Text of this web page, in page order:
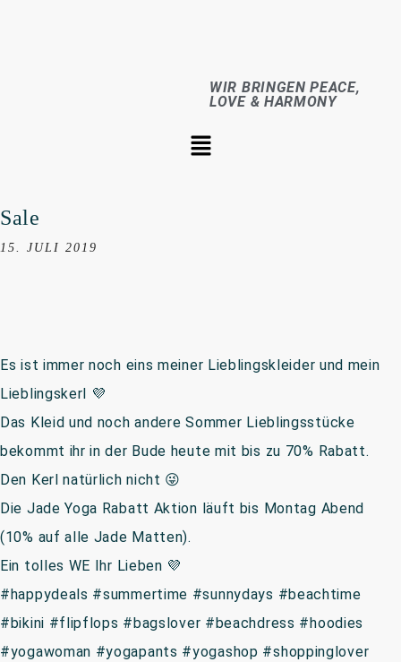
WIR BRINGEN PEACE,
LOVE & HARMONY
Sale
15. JULI 2019
Es ist immer noch eins meiner Lieblingskleider und mein
Lieblingskerl 💜
Das Kleid und noch andere Sommer Lieblingsstücke
bekommt ihr in der Bude heute mit bis zu 70% Rabatt.
Den Kerl natürlich nicht 😜
Die Jade Yoga Rabatt Aktion läuft bis Montag Abend
(10% auf alle Jade Matten).
Ein tolles WE Ihr Lieben 💜
#happydeals #summertime #sunnydays #beachtime
#bikini #flipflops #bagslover #beachdress #hoodies
#yogawoman #yogapants #yogashop #shoppinglover